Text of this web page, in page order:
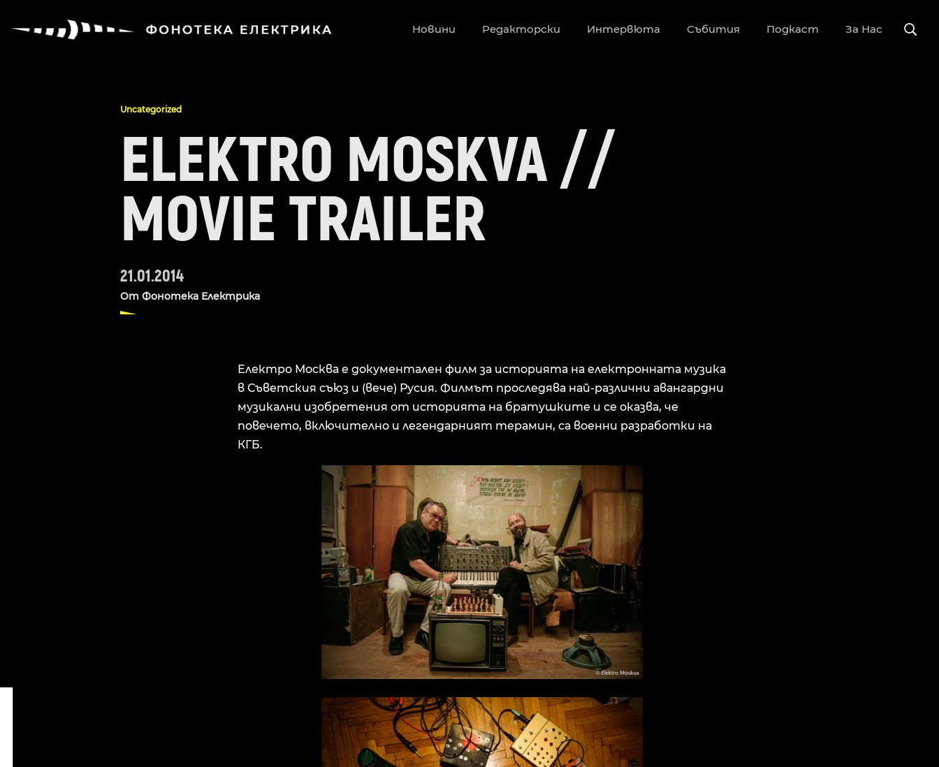
Новини Редакторски Интервюта Събития Подкаст За Нас
Uncategorized
ELEKTRO MOSKVA //
MOVIE TRAILER
21.01.2014
От Фонотека Електрика
Електро Москва е документален филм за историята на електронната музика
в Съветския съюз и (вече) Русия. Филмът проследява най-различни авангардни
музикални изобретения от историята на братушките и се оказва, че
повечето, включително и легендарният терамин, са военни разработки на
КГБ.